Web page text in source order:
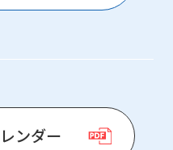
ンダー